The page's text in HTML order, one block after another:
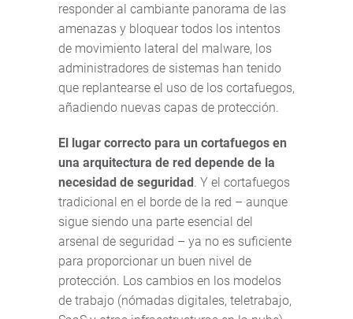
responder al cambiante panorama de las
amenazas y bloquear todos los intentos
de movimiento lateral del malware, los
administradores de sistemas han tenido
que replantearse el uso de los cortafuegos,
añadiendo nuevas capas de protección.
El lugar correcto para un cortafuegos en
una arquitectura de red depende de la
necesidad de seguridad . Y el cortafuegos
tradicional en el borde de la red – aunque
sigue siendo una parte esencial del
arsenal de seguridad – ya no es suficiente
para proporcionar un buen nivel de
protección. Los cambios en los modelos
de trabajo (nómadas digitales, teletrabajo,